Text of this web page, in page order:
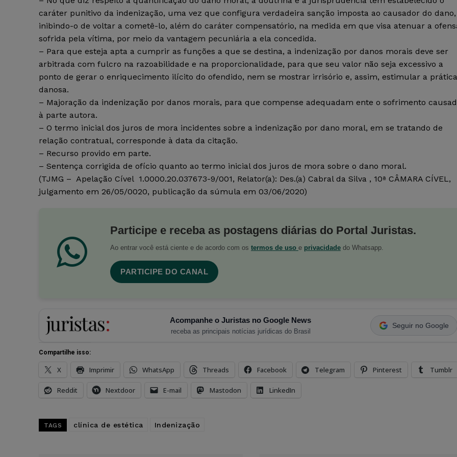
caráter punitivo da indenização, uma vez que configura verdadeira sanção imposta ao causador do dano,
inibindo-o de voltar a cometê-lo, além do caráter compensatório, na medida em que visa atenuar a
sofrida pela vítima, por meio da vantagem pecuniária a ela concedida.
– Para que esteja apta a cumprir as funções a que se destina, a indenização por danos morais deve ser
arbitrada com fulcro na razoabilidade e na proporcionalidade, para que seu valor não seja excessivo a
ponto de gerar o enriquecimento ilícito do ofendido, nem se mostrar irrisório e, assim, estimular a prática
danosa.
– Majoração da indenização por danos morais, para que compense adequadam ente o sofrimento
à parte autora.
– O termo inicial dos juros de mora incidentes sobre a indenização por dano moral, em se tratando de
relação contratual, corresponde à data da citação.
– Recurso provido em parte.
– Sentença corrigida de ofício quanto ao termo inicial dos juros de mora sobre o dano moral.
(TJMG – Apelação Cível 1.0000.20.037673-9/001, Relator(a): Des.(a) Cabral da Silva , 10ª CÂMARA CÍVEL,
julgamento em 26/05/0020, publicação da súmula em 03/06/2020)
Participe e receba as postagens diárias do Portal Juristas.
Ao entrar você está ciente e de acordo com os termos de uso e privacidade do Whatsapp.
PARTICIPE DO CANAL
Acompanhe o Juristas no Google News
receba as principais notícias jurídicas do Brasil
Seguir no Google
Compartilhe isso:
X Imprimir WhatsApp Threads Facebook Telegram Pinterest Tumblr
Reddit Nextdoor E-mail Mastodon LinkedIn
TAGS clínica de estética Indenização